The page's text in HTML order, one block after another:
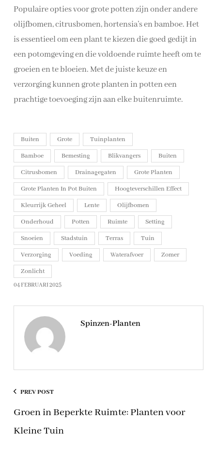
Populaire opties voor grote potten zijn onder andere
olijfbomen, citrusbomen, hortensia’s en bamboe. Het
is essentieel om een plant te kiezen die goed gedijt in
een potomgeving en die voldoende ruimte heeft om te
groeien en te bloeien. Met de juiste keuze en
verzorging kunnen grote planten in potten een
prachtige toevoeging zijn aan elke buitenruimte.
Buiten Grote
Tuinplanten
Bamboe
Bemesting Blikvangers
Buiten
Citrusbomen
Drainagegaten
Grote Planten
Grote Planten In Pot Buiten
Hoogteverschillen Effect
Kleurrijk Geheel
Lente
Olijfbomen
Onderhoud
Potten Ruimte
Setting
Snoeien
Stadstuin Terras
Tuin
Verzorging
Voeding Waterafvoer
Zomer
Zonlicht
04 FEBRUARI 2025
Spinzen-Planten
PREV POST
Groen in Beperkte Ruimte: Planten voor
Kleine Tuin